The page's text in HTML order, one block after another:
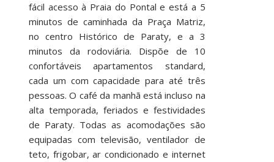
fácil acesso à Praia do Pontal e está a 5
minutos de caminhada da Praça Matriz,
no centro Histórico de Paraty, e a 3
minutos da rodoviária. Dispõe de 10
confortáveis apartamentos standard,
cada um com capacidade para até três
pessoas. O café da manhã está incluso na
alta temporada, feriados e festividades
de Paraty. Todas as acomodações são
equipadas com televisão, ventilador de
teto, frigobar, ar condicionado e internet